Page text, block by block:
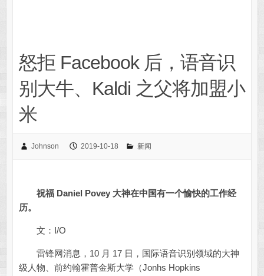
怒拒 Facebook 后，语音识
别大牛、Kaldi 之父将加盟小
米
Johnson 2019-10-18 新闻
祝福 Daniel Povey 大神在中国有一个愉快的工作经
历。
文：I/O
雷锋网消息，10 月 17 日，国际语音识别领域的大神
级人物、前约翰霍普金斯大学（Jonhs Hopkins